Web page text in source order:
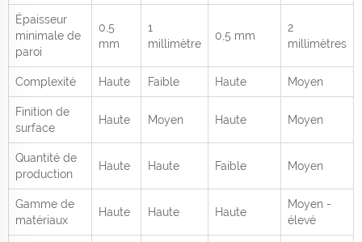
Épaisseur
minimale de
paroi
0,5
mm
1
millimètre
0,5 mm
2
millimètres
Complexité Haute Faible Haute Moyen
Finition de
surface
Haute Moyen Haute Moyen
Quantité de
production
Haute Haute Faible Moyen
Gamme de
matériaux
Haute Haute Haute
Moyen -
élevé